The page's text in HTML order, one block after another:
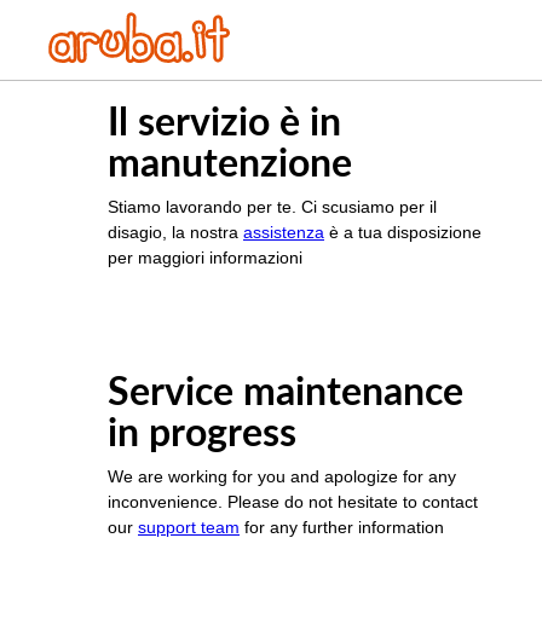
Il servizio è in
manutenzione
Stiamo lavorando per te. Ci scusiamo per il
disagio, la nostra assistenza è a tua disposizione
per maggiori informazioni
Service maintenance
in progress
We are working for you and apologize for any
inconvenience. Please do not hesitate to contact
our support team for any further information